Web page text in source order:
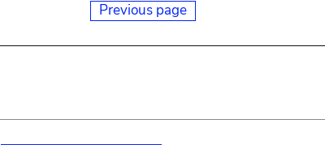
Previous page